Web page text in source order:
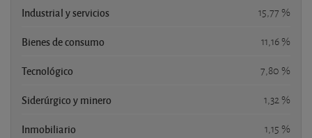
Industrial y servicios 15,77 %
Bienes de consumo 11,16 %
Tecnológico 7,80 %
Siderúrgico y minero 1,32 %
Inmobiliario 1,15 %